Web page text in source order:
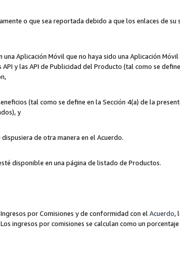
o que sea reportada debido a que los enlaces de
Aplicación Móvil que no haya sido una Aplicación
y las API de Publicidad del Producto (tal como se
(tal como se define en la Sección 4(a) de la
y
de otra manera en el Acuerdo.
disponible en una página de listado de Productos.
por Comisiones y de conformidad con el Acuerdo,
ingresos por comisiones se calculan como un